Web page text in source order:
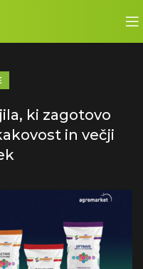
ki zagotovo
in večji